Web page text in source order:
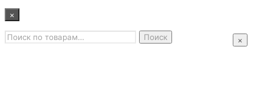
×
Главная
×
Искать: Поиск